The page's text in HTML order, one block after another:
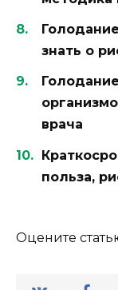
знать о
врача
польза,
Оцените